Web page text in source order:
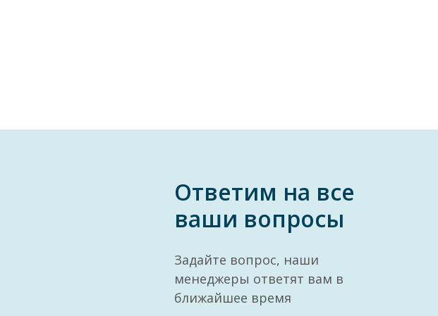
Ответим на все
ваши вопросы
Задайте вопрос, наши
менеджеры ответят вам в
ближайшее время